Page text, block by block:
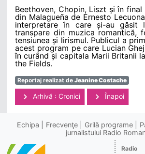
Beethoven, Chopin, Liszt și în
din Malagueña de Ernesto
interpretare în care și-au găsit
transpare din muzica romantică,
tensiunea și lirismul. Publicul a
acest program pe care Lucian
în curând și capitala Marii Britanii
the Fields.
Reportaj realizat de Jeanine Costache
Arhivă : Cronici Înapoi
Echipa Frecvenţe Grilă programe
jurnalistului Radio
Radio